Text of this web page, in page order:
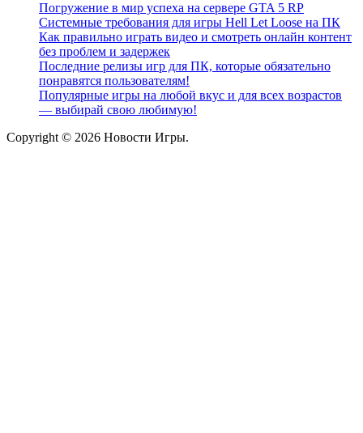
Погружение в мир успеха на сервере GTA 5 RP
Системные требования для игры Hell Let Loose на ПК
Как правильно играть видео и смотреть онлайн контент
без проблем и задержек
Последние релизы игр для ПК, которые обязательно
понравятся пользователям!
Популярные игры на любой вкус и для всех возрастов
— выбирай свою любимую!
Copyright © 2026 Новости Игры.